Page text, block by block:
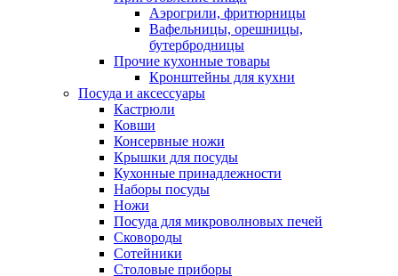
Аэрогрили, фритюрницы
Вафельницы, орешницы,
бутербродницы
Прочие кухонные товары
Кронштейны для кухни
Посуда и аксессуары
Кастрюли
Ковши
Консервные ножи
Крышки для посуды
Кухонные принадлежности
Наборы посуды
Ножи
Посуда для микроволновых печей
Сковороды
Сотейники
Столовые приборы